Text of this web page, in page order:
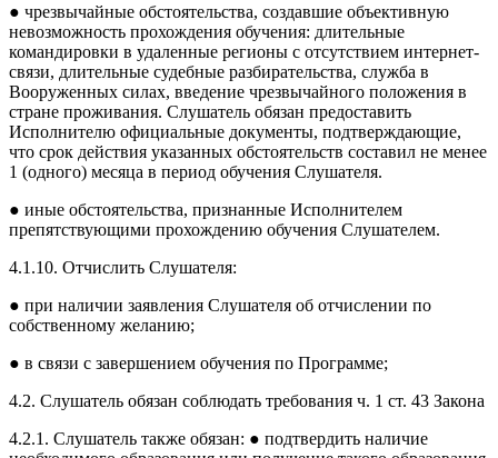
● чрезвычайные обстоятельства, создавшие объективную
невозможность прохождения обучения: длительные
командировки в удаленные регионы с отсутствием интернет-
связи, длительные судебные разбирательства, служба в
Вооруженных силах, введение чрезвычайного положения в
стране проживания. Слушатель обязан предоставить
Исполнителю официальные документы, подтверждающие,
что срок действия указанных обстоятельств составил не менее
1 (одного) месяца в период обучения Слушателя.
● иные обстоятельства, признанные Исполнителем
препятствующими прохождению обучения Слушателем.
4.1.10. Отчислить Слушателя:
● при наличии заявления Слушателя об отчислении по
собственному желанию;
● в связи с завершением обучения по Программе;
4.2. Слушатель обязан соблюдать требования ч. 1 ст. 43 Закона
4.2.1. Слушатель также обязан: ● подтвердить наличие